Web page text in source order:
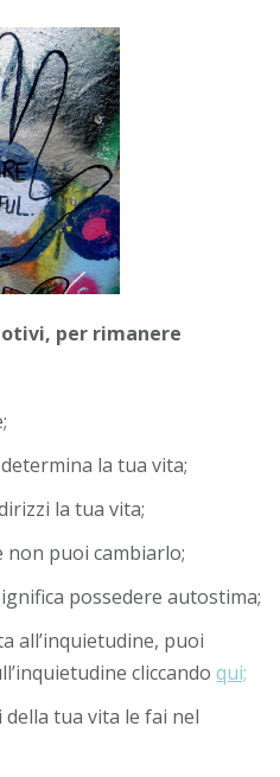
per rimanere
la tua vita;
la tua vita;
non puoi cambiarlo;
possedere autostima;
all’inquietudine, puoi
cliccandoqui;
tua vita le fai nel